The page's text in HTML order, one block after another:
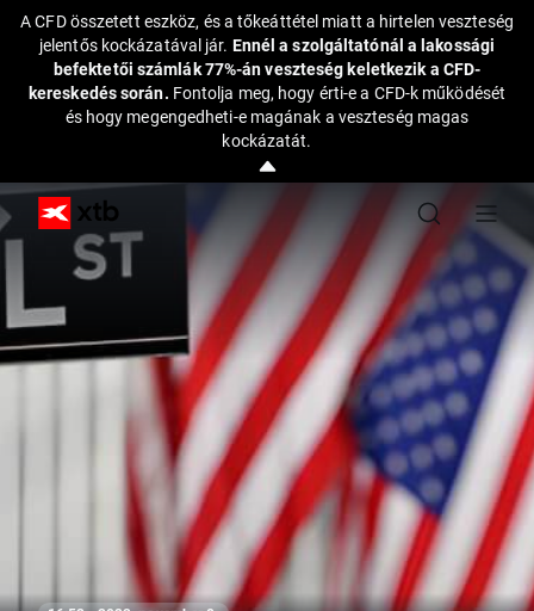
A CFD összetett eszköz, és a tőkeáttétel miatt a hirtelen veszteség
jelentős kockázatával jár. Ennél a szolgáltatónál a lakossági
befektetői számlák 77%-án veszteség keletkezik a CFD-
kereskedés során. Fontolja meg, hogy érti-e a CFD-k működését
és hogy megengedheti-e magának a veszteség magas
kockázatát.